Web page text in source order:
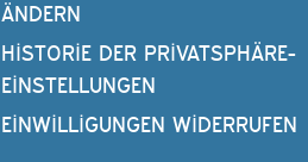
ÄNDERN
HISTORIE DER PRIVATSPHÄRE-
EINSTELLUNGEN
EINWILLIGUNGEN WIDERRUFEN